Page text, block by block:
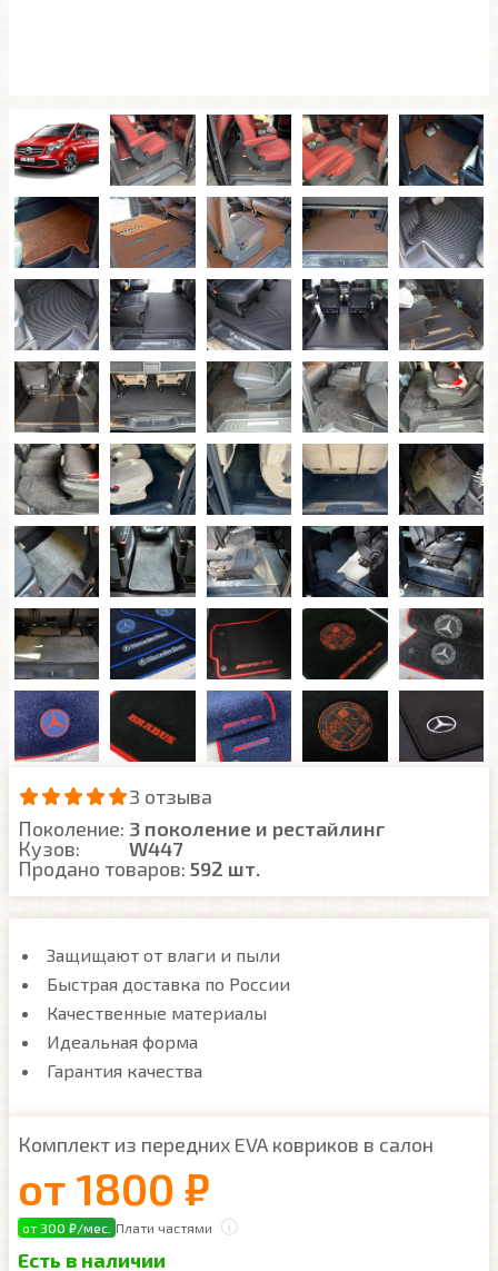
3 отзыва
Поколение: 3 поколение и рестайлинг
Кузов:
W447
Продано товаров: 592 шт.
Защищают от влаги и пыли
Быстрая доставка по России
Качественные материалы
Идеальная форма
Гарантия качества
Комплект из передних EVA ковриков в салон
от 1800 ₽
от 300 ₽/мес. Плати частями
Есть в наличии